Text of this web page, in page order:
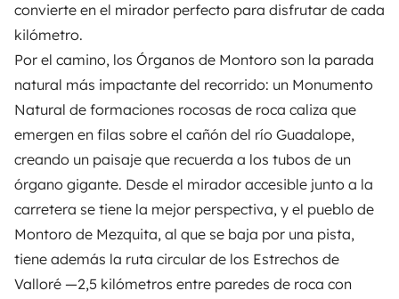
convierte en el mirador perfecto para disfrutar de cada
kilómetro.
Por el camino, los Órganos de Montoro son la parada
natural más impactante del recorrido: un Monumento
Natural de formaciones rocosas de roca caliza que
emergen en filas sobre el cañón del río Guadalope,
creando un paisaje que recuerda a los tubos de un
órgano gigante. Desde el mirador accesible junto a la
carretera se tiene la mejor perspectiva, y el pueblo de
Montoro de Mezquita, al que se baja por una pista,
tiene además la ruta circular de los Estrechos de
Valloré —2,5 kilómetros entre paredes de roca con